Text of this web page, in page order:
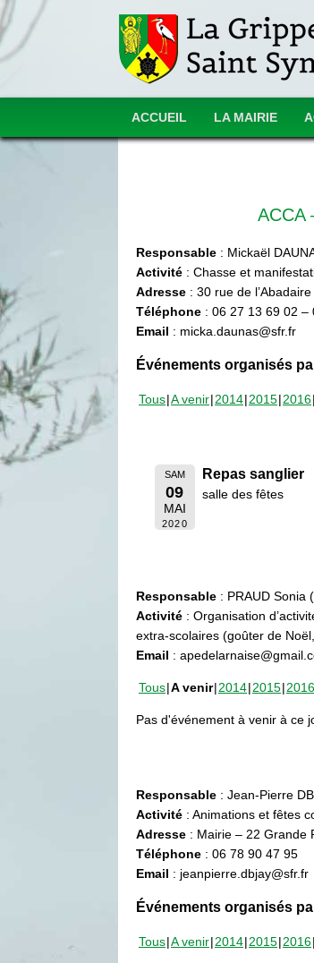
ACCUEIL LA MAIRIE
ACCA
Responsable : Mickaël
Activité : Chasse et
Adresse : 30 rue de
Téléphone : 06 27 13 69 02 –
Email : micka.daunas@sfr.fr
Événements organisés
Tous A venir 2014 2015 2016
SAM
09
MAI
2020
Repas sanglier
salle des fêtes
Responsable : PRAUD Sonia
Activité : Organisation
extra-scolaires (goûter de
Email :
Tous A venir 2014 2015 2016
Pas d'événement à venir à ce
Responsable : Jean-Pierre
Activité : Animations et fêtes
Adresse : Mairie – 22 Grande
Téléphone : 06 78 90 47 95
Email : jeanpierre.dbjay@sfr.fr
Événements organisés
Tous A venir 2014 2015 2016